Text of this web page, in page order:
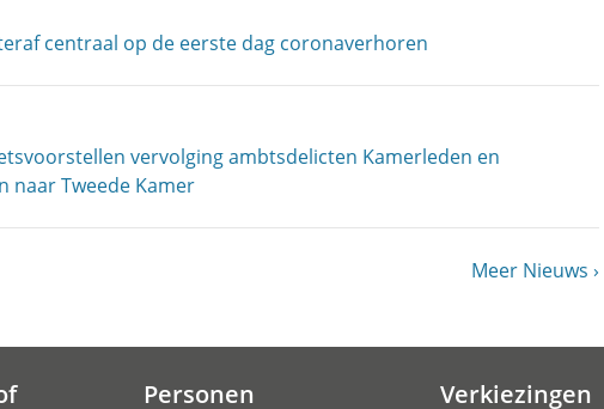
centraal op de eerste dag coronaverhoren
vervolging ambtsdelicten Kamerleden en
naar Tweede Kamer
Volgende
Meer Nieuws
Personen Verkiezingen